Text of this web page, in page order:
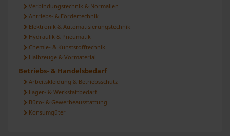
haben oder die sie im Rahmen Ihrer Nutzung der Dienste
gesammelt haben.
Verbindungstechnik & Normalien
Antriebs- & Fördertechnik
Elektronik & Automatisierungstechnik
Hydraulik & Pneumatik
Chemie- & Kunststofftechnik
Halbzeuge & Vormaterial
Betriebs- & Handelsbedarf
Arbeitskleidung & Betriebsschutz
Lager- & Werkstattbedarf
Büro- & Gewerbeausstattung
Konsumgüter